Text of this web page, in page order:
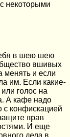
некоторыми
в шею шею
вшивых
менять и если
им. Если какие-
голос на
А кафе надо
с конфискацией
прав
И еще
дела в